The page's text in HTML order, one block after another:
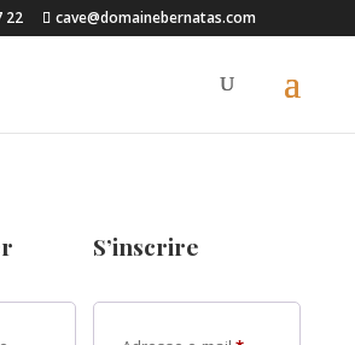
22 cave@domainebernatas.com
S’inscrire